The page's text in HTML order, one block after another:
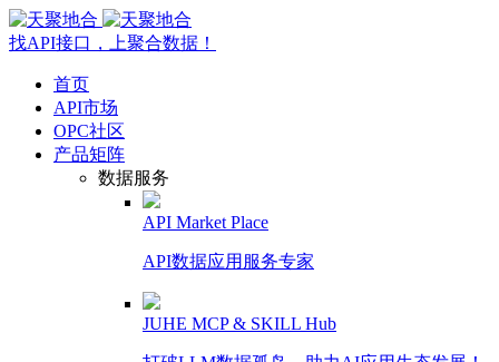
找API接口，上聚合数据！
首页
API市场
OPC社区
产品矩阵
数据服务
API Market Place
API数据应用服务专家
JUHE MCP & SKILL Hub